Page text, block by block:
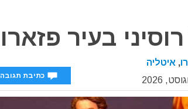
בעיר פזארו 2026
, איטליה
כתיבת תגובה